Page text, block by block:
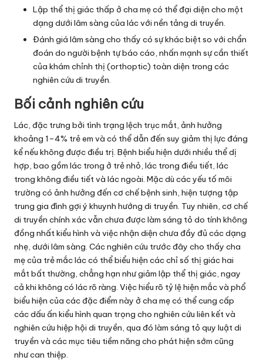
Lập thể thị giác thấp ở cha mẹ có thể đại diện cho một
dạng dưới lâm sàng của lác với nền tảng di truyền.
Đánh giá lâm sàng cho thấy có sự khác biệt so với chẩn
đoán do người bệnh tự báo cáo, nhấn mạnh sự cần thiết
của khám chỉnh thị (orthoptic) toàn diện trong các
nghiên cứu di truyền.
Bối cảnh nghiên cứu
Lác, đặc trưng bởi tình trạng lệch trục mắt, ảnh hưởng
khoảng 1–4% trẻ em và có thể dẫn đến suy giảm thị lực đáng
kể nếu không được điều trị. Bệnh biểu hiện dưới nhiều thể dị
hợp, bao gồm lác trong ở trẻ nhỏ, lác trong điều tiết, lác
trong không điều tiết và lác ngoài. Mặc dù các yếu tố môi
trường có ảnh hưởng đến cơ chế bệnh sinh, hiện tượng tập
trung gia đình gợi ý khuynh hướng di truyền. Tuy nhiên, cơ chế
di truyền chính xác vẫn chưa được làm sáng tỏ do tính không
đồng nhất kiểu hình và việc nhận diện chưa đầy đủ các dạng
nhẹ, dưới lâm sàng. Các nghiên cứu trước đây cho thấy cha
mẹ của trẻ mắc lác có thể biểu hiện các chỉ số thị giác hai
mắt bất thường, chẳng hạn như giảm lập thể thị giác, ngay
cả khi không có lác rõ ràng. Việc hiểu rõ tỷ lệ hiện mắc và phổ
biểu hiện của các đặc điểm này ở cha mẹ có thể cung cấp
các dấu ấn kiểu hình quan trọng cho nghiên cứu liên kết và
nghiên cứu hiệp hội di truyền, qua đó làm sáng tỏ quy luật di
truyền và các mục tiêu tiềm năng cho phát hiện sớm cũng
như can thiệp.